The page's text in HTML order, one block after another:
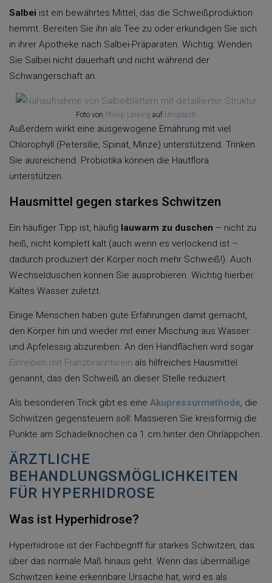
Salbei ist ein bewährtes Mittel, das die Schweißproduktion
hemmt. Bereiten Sie ihn als Tee zu oder erkundigen Sie sich
in ihrer Apotheke nach Salbei-Präparaten. Wichtig: Wenden
Sie Salbei nicht dauerhaft und nicht während der
Schwangerschaft an.
Foto von Phillip Larking auf Unsplash
Außerdem wirkt eine ausgewogene Ernährung mit viel
Chlorophyll (Petersilie, Spinat, Minze) unterstützend. Trinken
Sie ausreichend. Probiotika können die Hautflora
unterstützen.
Hausmittel gegen starkes Schwitzen
Ein häufiger Tipp ist, häufig lauwarm zu duschen – nicht zu
heiß, nicht komplett kalt (auch wenn es verlockend ist –
dadurch produziert der Körper noch mehr Schweiß!). Auch
Wechselduschen können Sie ausprobieren. Wichtig hierbei:
Kaltes Wasser zuletzt.
Einige Menschen haben gute Erfahrungen damit gemacht,
den Körper hin und wieder mit einer Mischung aus Wasser
und Apfelessig abzureiben. An den Handflächen wird sogar
Einreiben mit Franzbranntwein als hilfreiches Hausmittel
genannt, das den Schweiß an dieser Stelle reduziert.
Als besonderen Trick gibt es eine Akupressurmethode, die
Schwitzen gegensteuern soll: Massieren Sie kreisförmig die
Punkte am Schädelknochen ca 1 cm hinter den Ohrläppchen.
ÄRZTLICHE
BEHANDLUNGSMÖGLICHKEITEN
FÜR HYPERHIDROSE
Was ist Hyperhidrose?
Hyperhidrose ist der Fachbegriff für starkes Schwitzen, das
über das normale Maß hinaus geht. Wenn das übermäßige
Schwitzen keine erkennbare Ursache hat, wird es als